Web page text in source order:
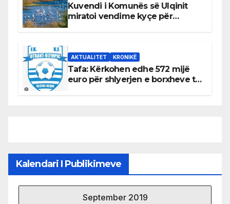
Kuvendi i Komunës së Ulqinit
miratoi vendime kyçe për
AKTUALITET KRONIKË
Tafa: Kërkohen edhe 572 mijë
euro për shlyerjen e borxheve të
Kalendari I Publikimeve
September 2019